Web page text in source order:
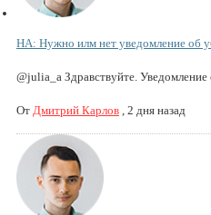
НА: Нужно илм нет уведомление об
@julia_a Здравствуйте. Уведомление
От Дмитрий Карлов 2 дня назад